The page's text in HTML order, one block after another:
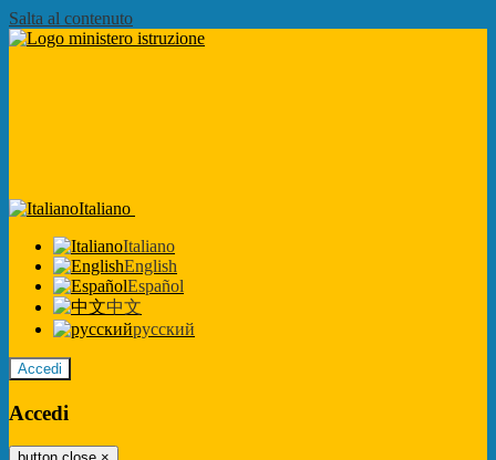
Salta al contenuto
Italiano
Italiano
English
Español
中文
русский
Accedi
Accedi